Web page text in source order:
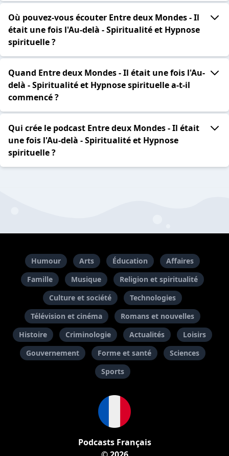
Où pouvez-vous écouter Entre deux Mondes - Il
était une fois l'Au-delà - Spiritualité et Hypnose
spirituelle ?
Quand Entre deux Mondes - Il était une fois l'Au-
delà - Spiritualité et Hypnose spirituelle a-t-il
commencé ?
Qui crée le podcast Entre deux Mondes - Il était
une fois l'Au-delà - Spiritualité et Hypnose
spirituelle ?
Humour Arts Éducation
Affaires
Famille
Musique
Religion et spiritualité
Culture et société
Technologies
Télévision et cinéma
Romans et nouvelles
Histoire
Criminologie Actualités
Loisirs
Gouvernement
Forme et santé
Sciences
Sports
Podcasts Français